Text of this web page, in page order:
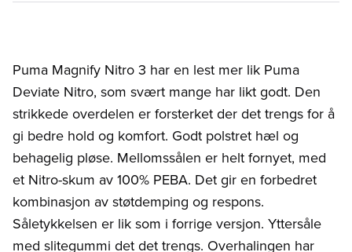
Puma Magnify Nitro 3 har en lest mer lik Puma
Deviate Nitro, som svært mange har likt godt. Den
strikkede overdelen er forsterket der det trengs for å
gi bedre hold og komfort. Godt polstret hæl og
behagelig pløse. Mellomssålen er helt fornyet, med
et Nitro-skum av 100% PEBA. Det gir en forbedret
kombinasjon av støtdemping og respons.
Såletykkelsen er lik som i forrige versjon. Yttersåle
med slitegummi det det trengs. Overhalingen har